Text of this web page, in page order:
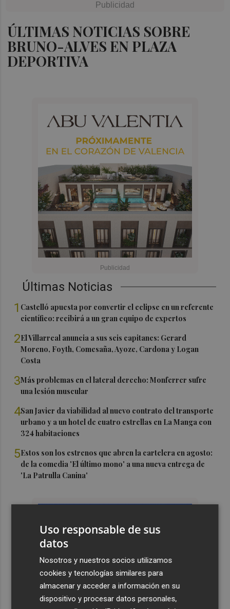
ÚLTIMAS NOTICIAS SOBRE
BRUNO-ALVES EN PLAZA
DEPORTIVA
Últimas Noticias
1 Castelló apuesta por convertir el eclipse en un referente
científico: recibirá a un gran equipo de expertos
2El Villarreal anuncia a sus seis capitanes: Gerard
Moreno, Foyth, Comesaña, Ayoze, Cardona y Logan
Costa
3Más problemas en el lateral derecho: Monferrer sufre
una lesión muscular
4San Javier da viabilidad al nuevo contrato del transporte
urbano y a un hotel de cuatro estrellas en La Manga con
324 habitaciones
5Estos son los estrenos que abren la cartelera en agosto:
de la comedia 'El último mono' a una nueva entrega de
'La Patrulla Canina'
Uso responsable de sus
datos
Nosotros y nuestros socios utilizamos
cookies y tecnologías similares para
almacenar y acceder a información en su
dispositivo y procesar datos personales,